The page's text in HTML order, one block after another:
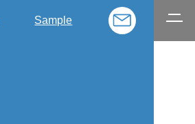
Sample